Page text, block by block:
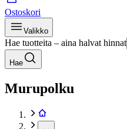
Ostoskori
Valikko
Hae tuotteita – aina halvat hinnat
Hae
Murupolku